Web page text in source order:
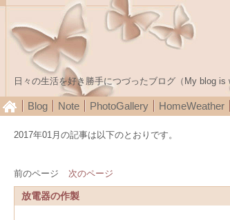
日々の生活を好き勝手につづったブログ（My blog is
Blog Note PhotoGallery HomeWeather
2017年01月の記事は以下のとおりです。
前のページ
次のページ
放電器の作製